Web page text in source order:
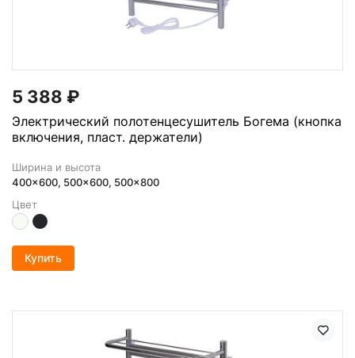
5 388 ₽
Электрический полотенцесушитель Богема (кнопка
включения, пласт. держатели)
Ширина и высота
400x600, 500x600, 500x800
Цвет
Купить